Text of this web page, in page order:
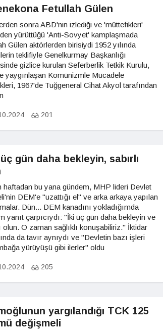
Fetullah Gülen
sonra ABD'nin izlediği ve 'müttefikleri'
yürüttüğü 'Anti-Sovyet' kamplaşmada
Gülen aktörlerden birisiydi 1952 yılında
teklifiyle Genelkurmay Başkanlığı
gizlice kurulan Seferberlik Tetkik Kurulu,
yaygınlaşan Komünizmle Mücadele
1967'de Tuğgeneral Cihat Akyol tarafından
201
gün daha bekleyin, sabırlı
haftadan bu yana gündem, MHP lideri Devlet
DEM'e "uzattığı el" ve arka arkaya yapılan
Dün... DEM kanadını yokladığımda
yanıt çarpıcıydı: "İki üç gün daha bekleyin ve
olun. O zaman sağlıklı konuşabiliriz." İktidar
da tavır aynıydı ve "Devletin bazı işleri
yürüyüşü gibi ilerler" oldu
205
yargılandığı TCK 125
değişmeli